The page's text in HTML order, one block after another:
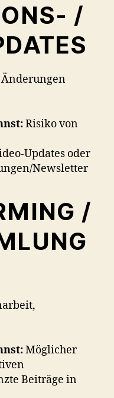
/
Risiko von
Updates oder
Newsletter
/
Möglicher
Beiträge in